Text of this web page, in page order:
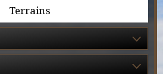
Terrains